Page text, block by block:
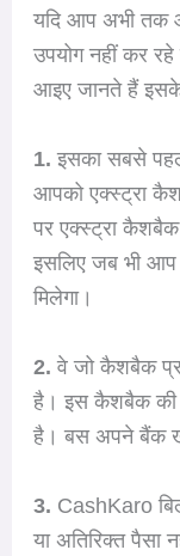
यदि आप अभी तक
उपयोग नहीं कर
आइए जानते हैं
1. इसका सबसे
आपको एक्स्ट्रा
पर एक्स्ट्रा
इसलिए जब भी
मिलेगा।
2. वे जो कैशबैक
है। इस कैशबैक की
है। बस अपने बैंक
3. CashKaro
या अतिरिक्त पैसा